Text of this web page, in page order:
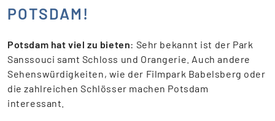
POTSDAM!
Potsdam hat viel zu bieten: Sehr bekannt ist der Park
Sanssouci samt Schloss und Orangerie. Auch andere
Sehenswürdigkeiten, wie der Filmpark Babelsberg oder
die zahlreichen Schlösser machen Potsdam
interessant.